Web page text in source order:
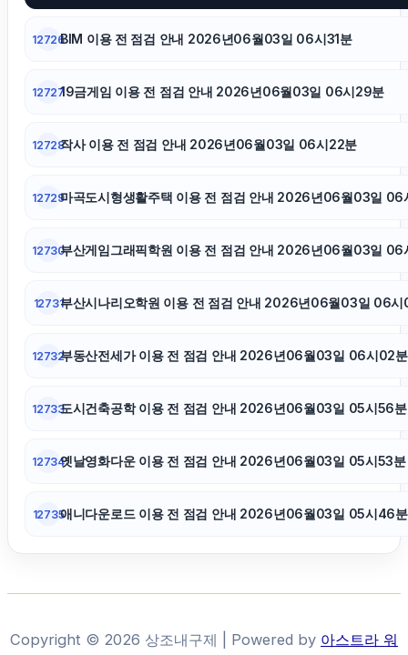
야구반티
12726BIM 이용 전 점검 안내 2026년06월03일 06시31분
1272719금게임 이용 전 점검 안내 2026년06월03일 06시29분
12728작사 이용 전 점검 안내 2026년06월03일 06시22분
12729마곡도시형생활주택 이용 전 점검 안내 2026년06월03일 06
12730부산게임그래픽학원 이용 전 점검 안내 2026년06월03일 06
12731부산시나리오학원 이용 전 점검 안내 2026년06월03일 06
12732부동산전세가 이용 전 점검 안내 2026년06월03일 06시02분
12733도시건축공학 이용 전 점검 안내 2026년06월03일 05시56분
12734옛날영화다운 이용 전 점검 안내 2026년06월03일 05시53분
12735애니다운로드 이용 전 점검 안내 2026년06월03일 05시46분
Copyright © 2026 상조내구제 | Powered by 아스트라 워